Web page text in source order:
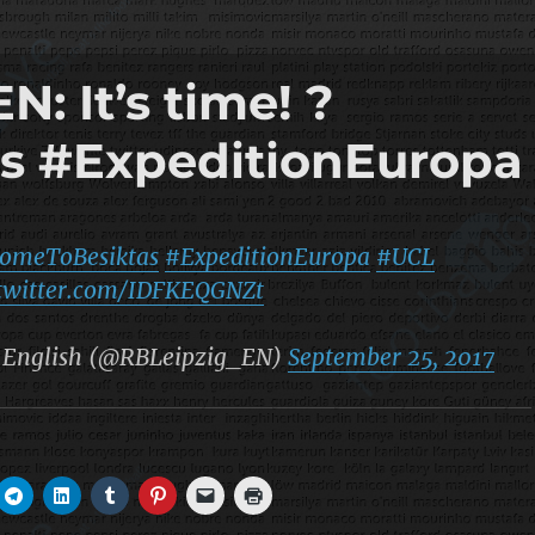
It’s time! ?
#ExpeditionEuropa
#ExpeditionEuropa #UCL
IDFKEQGNZt
(@RBLeipzig_EN) September 25, 2017